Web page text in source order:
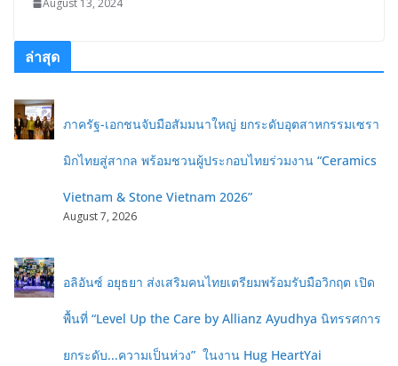
August 13, 2024
ล่าสุด
ภาครัฐ-เอกชนจับมือสัมมนาใหญ่ ยกระดับอุตสาหกรรมเซรา
มิกไทยสู่สากล พร้อมชวนผู้ประกอบไทยร่วมงาน “Ceramics
Vietnam & Stone Vietnam 2026”
August 7, 2026
อลิอันซ์ อยุธยา ส่งเสริมคนไทยเตรียมพร้อมรับมือวิกฤต เปิด
พื้นที่ “Level Up the Care by Allianz Ayudhya นิทรรศการ
ยกระดับ...ความเป็นห่วง” ในงาน Hug HeartYai